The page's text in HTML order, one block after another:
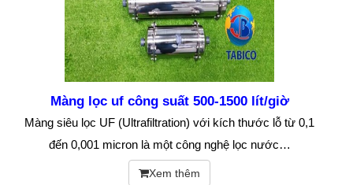
Màng lọc uf công suất 500-1500 lít/giờ
Màng siêu lọc UF (Ultrafiltration) với kích thước lỗ từ 0,1
đến 0,001 micron là một công nghệ lọc nước…
Xem thêm